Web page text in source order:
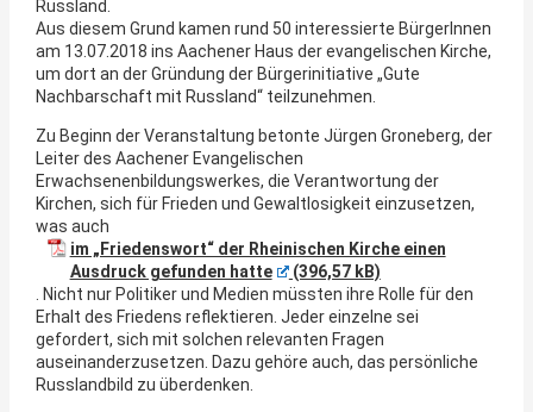
Russland.
Aus diesem Grund kamen rund 50 interessierte BürgerInnen
am 13.07.2018 ins Aachener Haus der evangelischen Kirche,
um dort an der Gründung der Bürgerinitiative „Gute
Nachbarschaft mit Russland“ teilzunehmen.
Zu Beginn der Veranstaltung betonte Jürgen Groneberg, der
Leiter des Aachener Evangelischen
Erwachsenenbildungswerkes, die Verantwortung der
Kirchen, sich für Frieden und Gewaltlosigkeit einzusetzen,
was auch
im „Friedenswort“ der Rheinischen Kirche einen
Ausdruck gefunden hatte
. Nicht nur Politiker und Medien müssten ihre Rolle für den
Erhalt des Friedens reflektieren. Jeder einzelne sei
gefordert, sich mit solchen relevanten Fragen
auseinanderzusetzen. Dazu gehöre auch, das persönliche
Russlandbild zu überdenken.